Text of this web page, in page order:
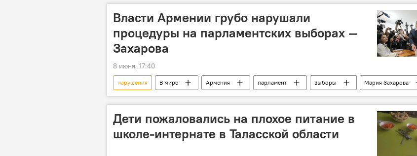
Власти Армении грубо нарушали
процедуры на парламентских выборах —
Захарова
8 июня, 17:40
нарушения В мире Армения парламент выборы
Мария Захарова
МИД РФ
Дети пожаловались на плохое питание в
школе-интернате в Таласской области